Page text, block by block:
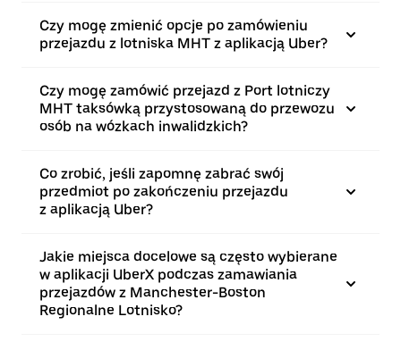
Czy mogę zmienić opcje po zamówieniu
przejazdu z lotniska MHT z aplikacją Uber?
Czy mogę zamówić przejazd z Port lotniczy
MHT taksówką przystosowaną do przewozu
osób na wózkach inwalidzkich?
Co zrobić, jeśli zapomnę zabrać swój
przedmiot po zakończeniu przejazdu
z aplikacją Uber?
Jakie miejsca docelowe są często wybierane
w aplikacji UberX podczas zamawiania
przejazdów z Manchester-Boston
Regionalne Lotnisko?